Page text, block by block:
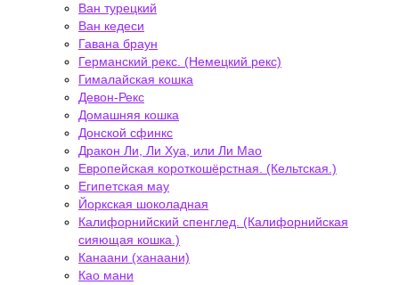
Ван турецкий
Ван кедеси
Гавана браун
Германский рекс. (Немецкий рекс)
Гималайская кошка
Девон-Рекс
Домашняя кошка
Донской сфинкс
Дракон Ли, Ли Хуа, или Ли Мао
Европейская короткошёрстная. (Кельтская.)
Египетская мау
Йоркская шоколадная
Калифорнийский спенглед. (Калифорнийская
сияющая кошка.)
Канаани (ханаани)
Као мани